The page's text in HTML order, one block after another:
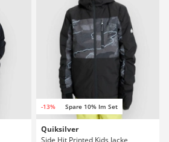
-13% Spare 10% Im Set
Quiksilver
Side Hit Printed Kids Jacke